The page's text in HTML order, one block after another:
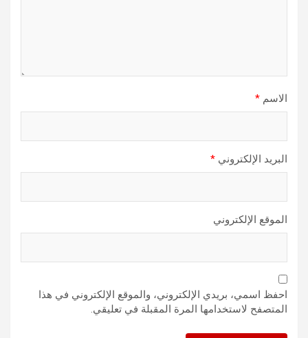
الاسم *
البريد الإلكتروني *
الموقع الإلكتروني
احفظ اسمي، بريدي الإلكتروني، والموقع الإلكتروني في هذا
المتصفح لاستخدامها المرة المقبلة في تعليقي.